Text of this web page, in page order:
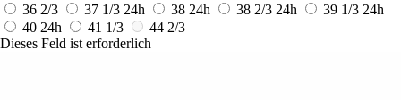
36 2/3
37 1/3 24h 38 24h 38 2/3 24h 39 1/3 24h
40 24h 41 1/3
44 2/3
Dieses Feld ist erforderlich